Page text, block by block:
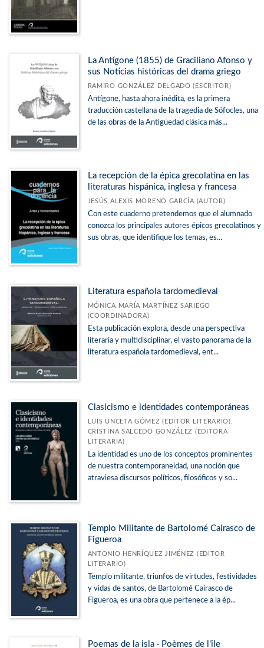
La Antígone (1855) de Graciliano Afonso y
sus Noticias históricas del drama griego
RAMIRO GONZÁLEZ DELGADO (ESCRITOR)
Antígone, hasta ahora inédita, es la primera
traducción castellana de la tragedia de Sófocles, una
de las obras de la Antigüedad clásica más...
La recepción de la épica grecolatina en las
literaturas hispánica, inglesa y francesa
JESÚS ALEXIS MORENO GARCÍA (AUTOR)
Con este cuaderno pretendemos que el alumnado
conozca los principales autores épicos grecolatinos y
sus obras, que identifique los temas, es...
Literatura española tardomedieval
MÓNICA MARÍA MARTÍNEZ SARIEGO
(COORDINADORA)
Esta publicación explora, desde una perspectiva
literaria y multidisciplinar, el vasto panorama de la
literatura española tardomedieval, ent...
Clasicismo e identidades contemporáneas
LUIS UNCETA GÓMEZ (EDITOR LITERARIO),
CRISTINA SALCEDO GONZÁLEZ (EDITORA
LITERARIA)
La identidad es uno de los conceptos prominentes
de nuestra contemporaneidad, una noción que
atraviesa discursos políticos, filosóficos y so...
Templo Militante de Bartolomé Cairasco de
Figueroa
ANTONIO HENRÍQUEZ JIMÉNEZ (EDITOR
LITERARIO)
Templo militante, triunfos de virtudes, festividades
y vidas de santos, de Bartolomé Cairasco de
Figueroa, es una obra que pertenece a la ép...
Poemas de la isla · Poèmes de l'île